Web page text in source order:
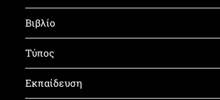
Βιβλίο
Τύπος
Εκπαίδευση